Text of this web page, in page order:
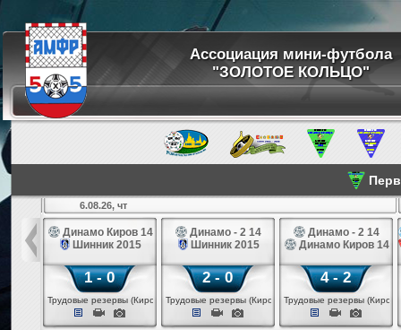
Ассоциация мини-футбола
"ЗОЛОТОЕ КОЛЬЦО"
14
6.08.26, чт
Динамо Киров 14
Шинник 2015
1 - 0
Трудовые резервы (Киров)
Динамо - 2 14
Шинник 2015
2 - 0
Трудовые резервы (Киров)
Динамо - 2 14
Динамо Киров 14
4 - 2
Трудовые резервы (Киров)